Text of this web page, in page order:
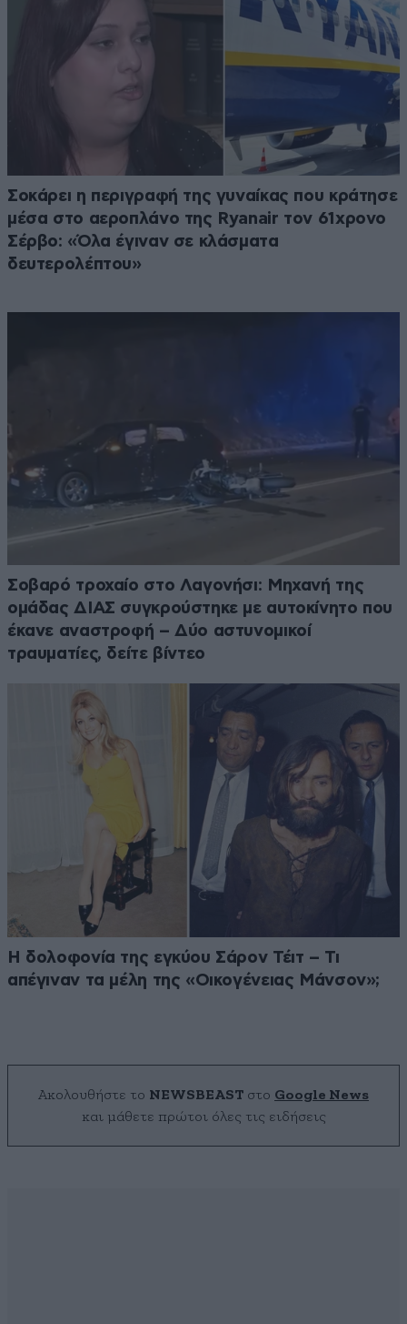
Σοκάρει η περιγραφή της γυναίκας που κράτησε
μέσα στο αεροπλάνο της Ryanair τον 61χρονο
Σέρβο: «Όλα έγιναν σε κλάσματα
δευτερολέπτου»
Σοβαρό τροχαίο στο Λαγονήσι: Μηχανή της
ομάδας ΔΙΑΣ συγκρούστηκε με αυτοκίνητο που
έκανε αναστροφή – Δύο αστυνομικοί
τραυματίες, δείτε βίντεο
Η δολοφονία της εγκύου Σάρον Τέιτ – Τι
απέγιναν τα μέλη της «Οικογένειας Μάνσον»;
Ακολουθήστε το NEWSBEAST στο Google News
και μάθετε πρώτοι όλες τις ειδήσεις